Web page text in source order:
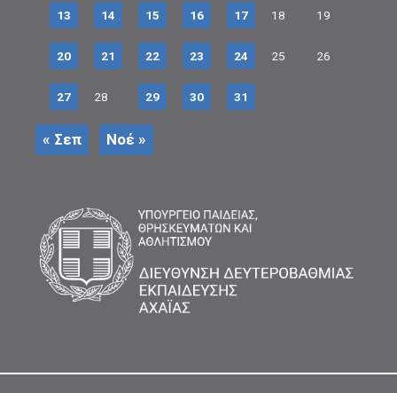
13 14 15 16 17 18 19
20 21 22 23 24 25 26
27 28 29 30 31
« Σεπ Νοέ »